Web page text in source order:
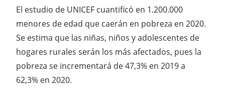
El estudio de UNICEF cuantificó en 1.200.000
menores de edad que caerán en pobreza en 2020.
Se estima que las niñas, niños y adolescentes de
hogares rurales serán los más afectados, pues la
pobreza se incrementará de 47,3% en 2019 a
62,3% en 2020.